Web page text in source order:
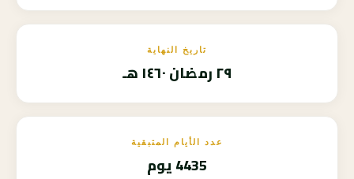
تاريخ النهاية
٢٩ رمضان ١٤٦٠ هـ
عدد الأيام المتبقية
4435 يوم